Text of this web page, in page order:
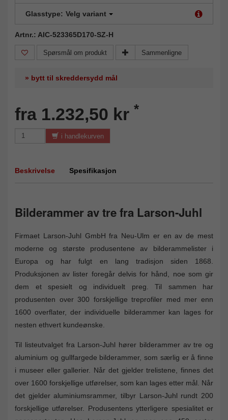
Glasstype: Velg variant
Artnr.: AIC-523365D170-SZ-H
Spørsmål om produkt Sammenligne
» bytt til skreddersydd mål
fra 1.232,50 kr *
i handlekurven
Beskrivelse Spesifikasjon
Bilderammer av tre fra Larson-Juhl
Firmaet Larson-Juhl GmbH fra Neu-Ulm er en av de mest
moderne og største produsentene av bilderammelister i
Europa og har fulgt en lang tradisjon siden 1868.
Produksjonen av lister foregår delvis for hånd, noe som gir
dem et spesielt og individuelt preg. Til sammen har
produsenten over 300 forskjellige treprofiler med mer enn
1600 overflater, der individuelle bilderammer kan lages for
nesten ethvert kundeønske.
Til listeutvalget fra Larson-Juhl hører bilderammer av tre og
aluminium og gullfargede bilderammer, som særlig er å finne
i museer eller gallerier. Når det gjelder trelistene, finnes det
over 1600 forskjellige utførelser, som kan lages etter mål. Når
det gjelder aluminiumsrammer, tilbyr Larson-Juhl rundt 200
forskjellige utførelser. Produsentens ytterligere spesialitet er